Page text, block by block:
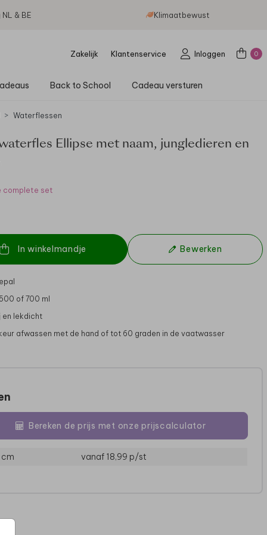
& BE Klimaatbewust
Zakelijk Klantenservice Inloggen 0
Back to School Cadeau versturen
MEPAL WATERFLES MEPAL WATERFLES
Waterflessen
Ellipse met naam, jungledieren en
complete set
In winkelmandje Bewerken
of 700 ml
en lekdicht
afwassen met de hand of tot 60 graden in de vaatwasser
Bereken de prijs met onze prijscalculator
cm vanaf 18,99 p/st